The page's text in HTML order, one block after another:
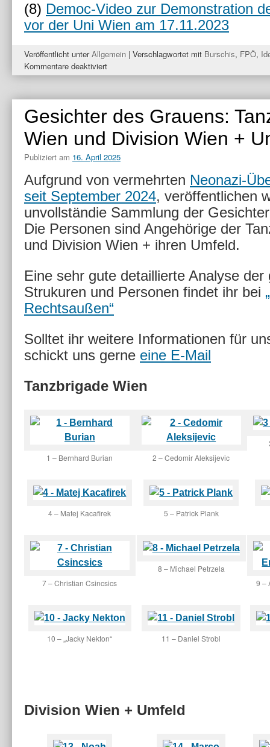
(8) Democ-Video zur Demonstration
vor der Uni Wien am 17.11.2023
Veröffentlicht unter Allgemein | Verschlagwortet mit Burschis, FPÖ,
Kommentare deaktiviertfür
Its
MATCH:
FPÖ-
Mitarbeiter
mit
zu
Identitären
Gesichter des Grauens:
Wien und Division Wien +
Publiziert am 16. April 2025
Aufgrund von vermehrten Neonazi-
seit September 2024, veröffentlichen
unvollständie Sammlung der
Die Personen sind Angehörige der
und Division Wien + ihren Umfeld.
Eine sehr gute detaillierte Analyse der
Strukuren und Personen findet ihr bei
Rechtsaußen“
Solltet ihr weitere Informationen für
schickt uns gerne eine E-Mail
Tanzbrigade Wien
1 – Bernhard Burian 2 – Cedomir Aleksijevic
4 – Matej Kacafirek 5 – Patrick Plank
7 – Christian Csincsics
8 – Michael Petrzela
9 –
10 – „Jacky Nekton“ 11 – Daniel Strobl
Division Wien + Umfeld